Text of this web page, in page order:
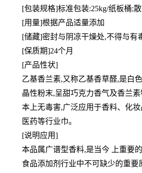
[包装规格]标准包装:25kg/纸板桶;
[用量]根据产品适量添加
[储藏]密封与阴凉干燥处,不得与有
[保质期]24个月
[产品性状]
乙基香兰素,又称乙基香草醛,是白
晶性粉末,呈甜巧克力香气及香兰
本上无毒害,广泛应用于香料、化妆
医药等行业巾。
[说明应用]
本品属广谱型香料,是当今 上重要
食品添加剂行业中不可缺少的重要